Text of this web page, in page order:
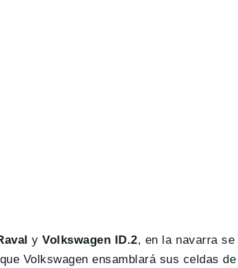
yVolkswagen ID.2, en la navarra se
Volkswagen ensamblará sus celdas